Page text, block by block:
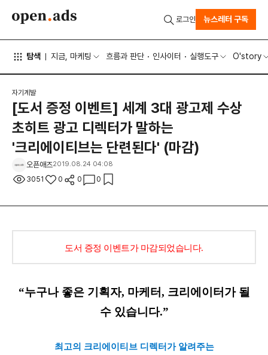
탐색 지금, 마케팅 흐름과 판단 인사이터 실행도구 O'story
로그인 뉴스레터 구독
자기계발
[도서 증정 이벤트] 세계 3대 광고제 수상
초히트 광고 디렉터가 말하는
'크리에이티브는 단련된다' (마감)
오픈애즈2019.08.24 04:08
3051 0 0 0
도서 증정 이벤트가 마감되었습니다.
“누구나 좋은 기획자, 마케터, 크리에이터가 될
수 있습니다.”
최고의 크리에이티브 디렉터가 알려주는